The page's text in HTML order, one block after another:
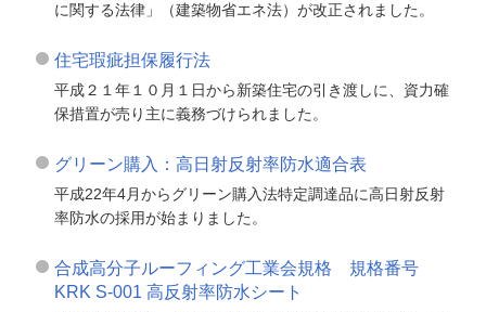
に関する法律」（建築物省エネ法）が改正されました。
住宅瑕疵担保履行法
平成２１年１０月１日から新築住宅の引き渡しに、資力確
保措置が売り主に義務づけられました。
グリーン購入：高日射反射率防水適合表
平成22年4月からグリーン購入法特定調達品に高日射反射
率防水の採用が始まりました。
合成高分子ルーフィング工業会規格 規格番号
KRK S-001 高反射率防水シート